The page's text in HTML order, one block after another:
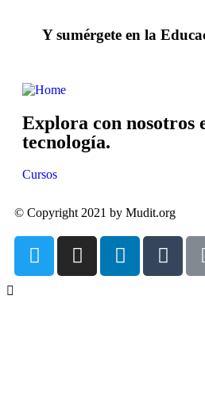
Y sumérgete en la
Explora con nosotros
tecnología.
Cursos
© Copyright 2021 by Mudit.org